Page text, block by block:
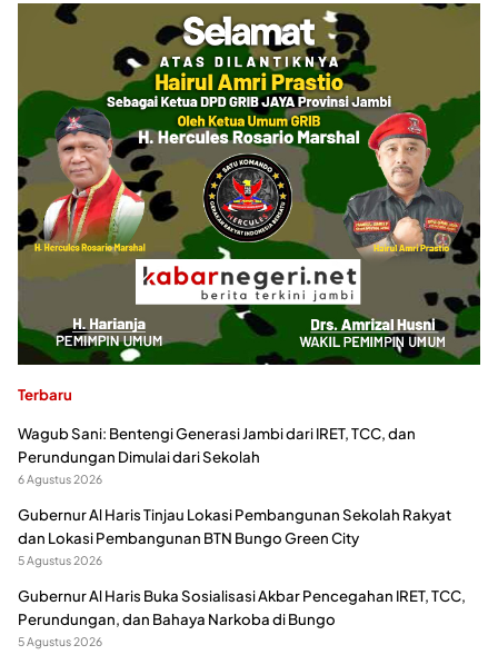
Terbaru
Wagub Sani: Bentengi Generasi Jambi dari IRET, TCC, dan
Perundungan Dimulai dari Sekolah
6 Agustus 2026
Gubernur Al Haris Tinjau Lokasi Pembangunan Sekolah Rakyat
dan Lokasi Pembangunan BTN Bungo Green City
5 Agustus 2026
Gubernur Al Haris Buka Sosialisasi Akbar Pencegahan IRET, TCC,
Perundungan, dan Bahaya Narkoba di Bungo
5 Agustus 2026